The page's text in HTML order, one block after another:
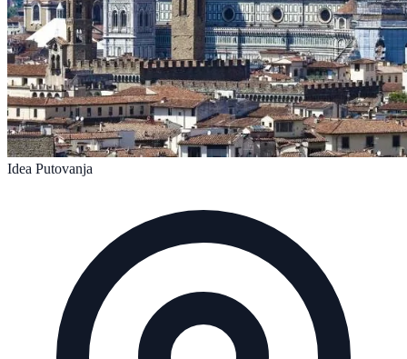
Idea Putovanja